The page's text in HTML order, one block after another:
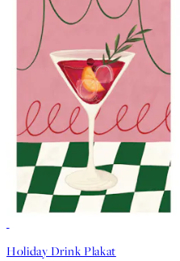
Holiday Drink Plakat